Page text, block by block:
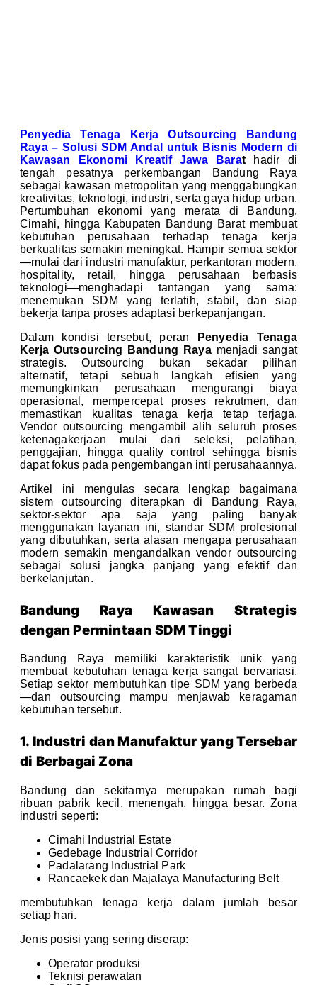
Penyedia Tenaga Kerja Outsourcing Bandung
Raya – Solusi SDM Andal untuk Bisnis Modern di
Kawasan Ekonomi Kreatif Jawa Barat hadir di
tengah pesatnya perkembangan Bandung Raya
sebagai kawasan metropolitan yang menggabungkan
kreativitas, teknologi, industri, serta gaya hidup urban.
Pertumbuhan ekonomi yang merata di Bandung,
Cimahi, hingga Kabupaten Bandung Barat membuat
kebutuhan perusahaan terhadap tenaga kerja
berkualitas semakin meningkat. Hampir semua sektor
—mulai dari industri manufaktur, perkantoran modern,
hospitality, retail, hingga perusahaan berbasis
teknologi—menghadapi tantangan yang sama:
menemukan SDM yang terlatih, stabil, dan siap
bekerja tanpa proses adaptasi berkepanjangan.
Dalam kondisi tersebut, peran
Penyedia Tenaga
Kerja Outsourcing Bandung Rayamenjadi sangat
strategis. Outsourcing bukan sekadar pilihan
alternatif, tetapi sebuah langkah efisien yang
memungkinkan perusahaan mengurangi biaya
operasional, mempercepat proses rekrutmen, dan
memastikan kualitas tenaga kerja tetap terjaga.
Vendor outsourcing mengambil alih seluruh proses
ketenagakerjaan mulai dari seleksi, pelatihan,
penggajian, hingga quality control sehingga bisnis
dapat fokus pada pengembangan inti perusahaannya.
Artikel ini mengulas secara lengkap bagaimana
sistem outsourcing diterapkan di Bandung Raya,
sektor-sektor apa saja yang paling banyak
menggunakan layanan ini, standar SDM profesional
yang dibutuhkan, serta alasan mengapa perusahaan
modern semakin mengandalkan vendor outsourcing
sebagai solusi jangka panjang yang efektif dan
berkelanjutan.
Bandung Raya Kawasan Strategis
dengan Permintaan SDM Tinggi
Bandung Raya memiliki karakteristik unik yang
membuat kebutuhan tenaga kerja sangat bervariasi.
Setiap sektor membutuhkan tipe SDM yang berbeda
—dan outsourcing mampu menjawab keragaman
kebutuhan tersebut.
1. Industri dan Manufaktur yang Tersebar
di Berbagai Zona
Bandung dan sekitarnya merupakan rumah bagi
ribuan pabrik kecil, menengah, hingga besar. Zona
industri seperti:
Cimahi Industrial Estate
Gedebage Industrial Corridor
Padalarang Industrial Park
Rancaekek dan Majalaya Manufacturing Belt
membutuhkan tenaga kerja dalam jumlah besar
setiap hari.
Jenis posisi yang sering diserap:
Operator produksi
Teknisi perawatan